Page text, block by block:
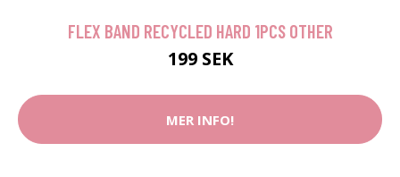
FLEX BAND RECYCLED HARD 1PCS OTHER
199 SEK
MER INFO!